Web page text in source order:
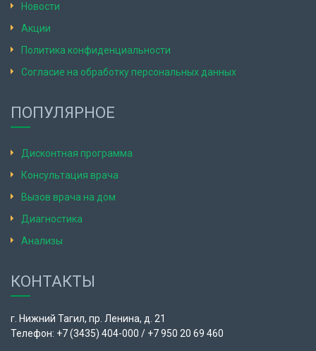
Новости
Акции
Политика конфиденциальности
Согласие на обработку персональных данных
ПОПУЛЯРНОЕ
Дисконтная программа
Консультация врача
Вызов врача на дом
Диагностика
Анализы
КОНТАКТЫ
г. Нижний Тагил, пр. Ленина, д. 21
Телефон: +7 (3435) 404-000 / +7 950 20 69 460